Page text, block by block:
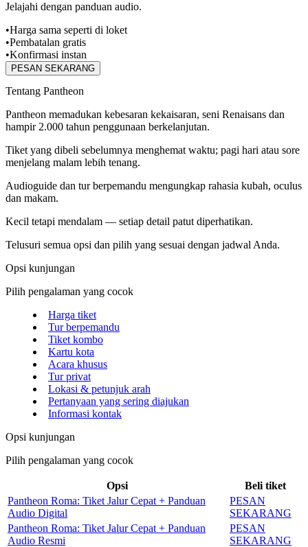
Jelajahi dengan panduan audio.
•Harga sama seperti di loket
•Pembatalan gratis
•Konfirmasi instan
PESAN SEKARANG
Tentang Pantheon
Pantheon memadukan kebesaran kekaisaran, seni Renaisans dan
hampir 2.000 tahun penggunaan berkelanjutan.
Tiket yang dibeli sebelumnya menghemat waktu; pagi hari atau sore
menjelang malam lebih tenang.
Audioguide dan tur berpemandu mengungkap rahasia kubah, oculus
dan makam.
Kecil tetapi mendalam — setiap detail patut diperhatikan.
Telusuri semua opsi dan pilih yang sesuai dengan jadwal Anda.
Opsi kunjungan
Pilih pengalaman yang cocok
Harga tiket
Tur berpemandu
Tiket kombo
Kartu kota
Acara khusus
Tur privat
Lokasi & petunjuk arah
Pertanyaan yang sering diajukan
Informasi kontak
Opsi kunjungan
Pilih pengalaman yang cocok
Opsi
Beli tiket
Pantheon Roma: Tiket Jalur Cepat + Panduan
Audio Digital
PESAN
SEKARANG
Pantheon Roma: Tiket Jalur Cepat + Panduan
Audio Resmi
PESAN
SEKARANG